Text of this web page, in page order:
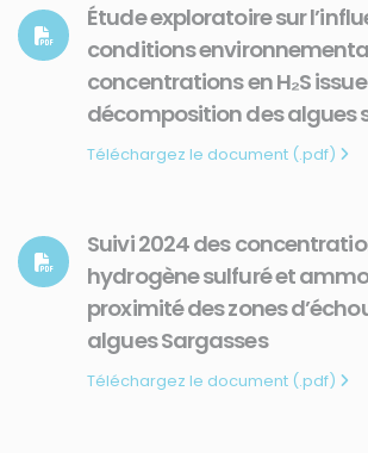
Étude exploratoire sur
conditions
concentrations en H₂S
décomposition des algues
Téléchargez le document (.pdf)
Suivi 2024 des
hydrogène sulfuré et
proximité des zones
algues Sargasses
Téléchargez le document (.pdf)